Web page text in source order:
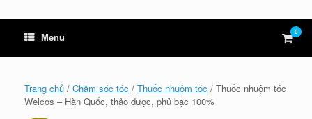
Menu View
cart
0
Trang chủ / Chăm sóc tóc / Thuốc nhuộm tóc / Thuốc nhuộm tóc
Welcos – Hàn Quốc, thảo dược, phủ bạc 100%